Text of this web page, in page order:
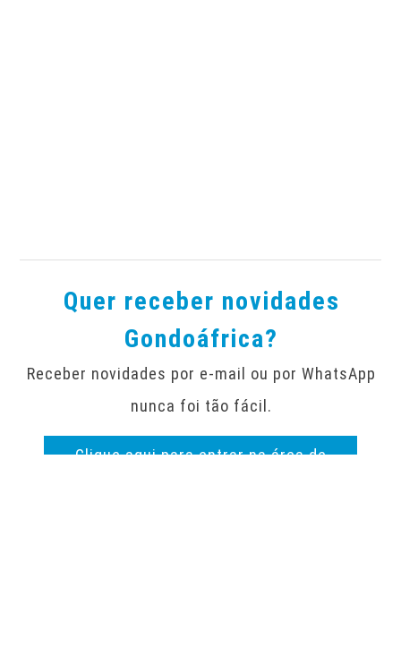
Quer receber novidades
Gondoáfrica?
Receber novidades por e-mail ou por WhatsApp
nunca foi tão fácil.
Clique aqui para entrar na área de